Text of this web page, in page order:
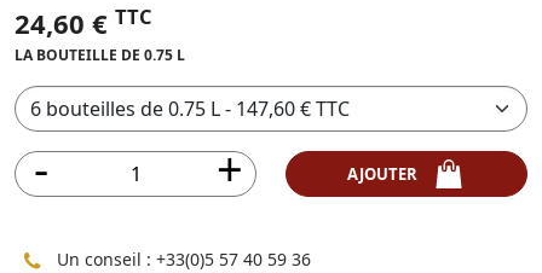
24,60 € TTC
LA BOUTEILLE DE 0.75 L
Un conseil : +33(0)5 57 40 59 36